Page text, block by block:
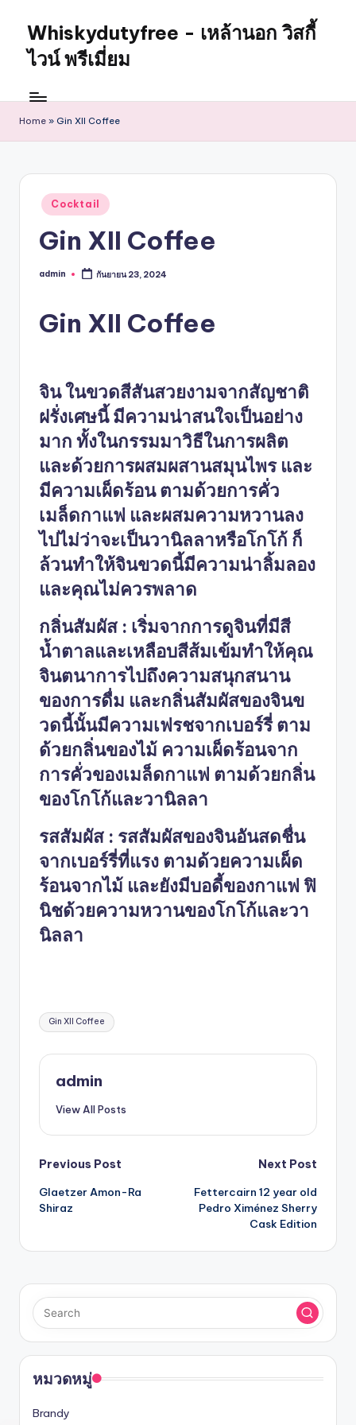
content
Whiskydutyfree - เหล้านอก วิสกี้
ไวน์ พรีเมี่ยม
สุรา
เหล้า
นอก
ไวน์
alcoholdrinkstore
ของ
สินค้า
จัด
หน้า
บ้าน
Home » Gin XII Coffee
Posted
in
Cocktail
Gin XII Coffee
Posted
admin กันยายน 23, 2024
Gin XII Coffee
จิน ในขวดสีสันสวยงามจากสัญชาติ
ฝรั่งเศษนี้ มีความน่าสนใจเป็นอย่าง
มาก ทั้งในกรรมมาวิธีในการผลิต
และด้วยการผสมผสานสมุนไพร และ
มีความเผ็ดร้อน ตามด้วยการคั่ว
เมล็ดกาแฟ และผสมความหวานลง
ไปไม่ว่าจะเป็นวานิลลาหรือโกโก้ ก็
ล้วนทำให้จินขวดนี้มีความน่าลิ้มลอง
และคุณไม่ควรพลาด
กลิ่นสัมผัส : เริ่มจากการดูจินที่มีสี
น้ำตาลและเหลือบสีส้มเข้มทำให้คุณ
จินตนาการไปถึงความสนุกสนาน
ของการดื่ม และกลิ่นสัมผัสของจินข
วดนี้นั้นมีความเฟรชจากเบอร์รี่ ตาม
ด้วยกลิ่นของไม้ ความเผ็ดร้อนจาก
การคั่วของเมล็ดกาแฟ ตามด้วยกลิ่น
ของโกโก้และวานิลลา
รสสัมผัส : รสสัมผัสของจินอันสดชื่น
จากเบอร์รี่ที่แรง ตามด้วยความเผ็ด
ร้อนจากไม้ และยังมีบอดี้ของกาแฟ ฟิ
นิชด้วยความหวานของโกโก้และวา
นิลลา
Tags:
Gin XII Coffee
admin
View All Posts
Post
navigation
Previous Post
Glaetzer Amon-Ra
Shiraz
Next Post
Fettercairn 12 year old
Pedro Ximénez Sherry
Cask Edition
หมวดหมู่
Brandy